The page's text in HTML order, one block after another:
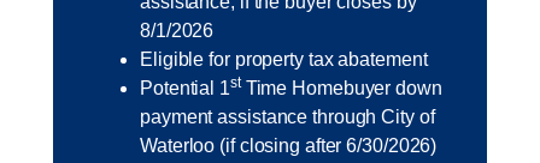
8/1/2026
Eligible for property tax abatement
Potential 1stTime Homebuyer down
payment assistance through City of
Waterloo (if closing after 6/30/2026)